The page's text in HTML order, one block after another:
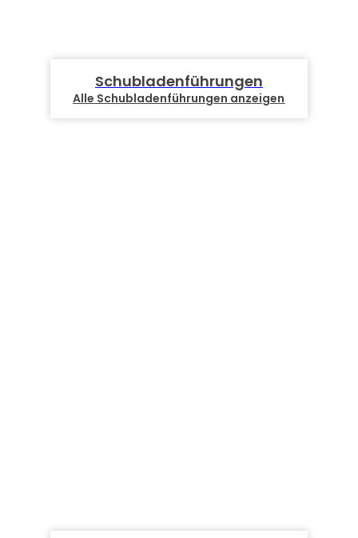
Schubladenführungen
Alle Schubladenführungen anzeigen